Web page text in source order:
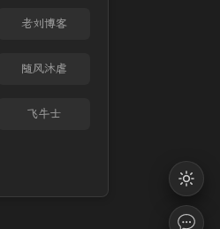
老刘博客
随风沐虐
飞牛士